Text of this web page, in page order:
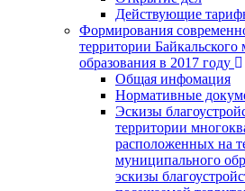
Действующие
Формирования
территории
образования в 2017 году
Общая инфомация
Нормативные
Эскизы
территории
расположенных на
муниципального
эскизы